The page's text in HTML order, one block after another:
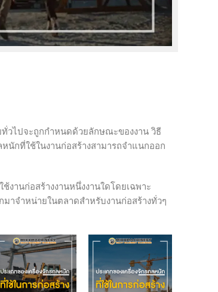
ทั่วไปจะถูกกำหนดด้วยลักษณะของงาน วิธี
นักที่ใช้ในงานก่อสร้างสามารถจำแนกออก
งานก่อสร้างงานหนึ่งงานใดโดยเฉพาะ
าจำหน่ายในตลาดสำหรับงานก่อสร้างทั่วๆ